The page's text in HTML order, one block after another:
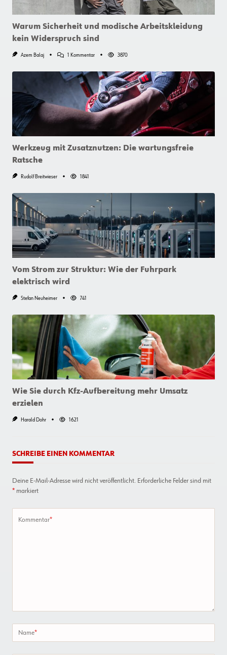
Warum Sicherheit und modische Arbeitskleidung
kein Widerspruch sind
Azem Balaj 1 KommentarZu
Und
Modische
Arbeitskleidung
Kein
Widerspruch
Sind
3870
Werkzeug mit Zusatznutzen: Die wartungsfreie
Ratsche
Rudolf Breitwieser 1841
Vom Strom zur Struktur: Wie der Fuhrpark
elektrisch wird
Stefan Neuheimer 741
Wie Sie durch Kfz-Aufbereitung mehr Umsatz
erzielen
Harald Dohr 1621
SCHREIBE EINEN KOMMENTAR
Deine E-Mail-Adresse wird nicht veröffentlicht. Erforderliche Felder sind mit
* markiert
Kommentar*
Name*